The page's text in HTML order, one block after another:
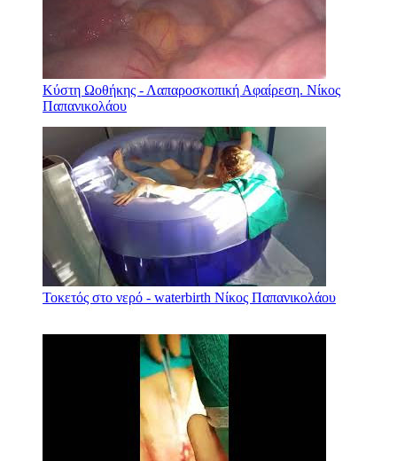
Κύστη Ωοθήκης - Λαπαροσκοπική Αφαίρεση. Νίκος
Παπανικολάου
Τοκετός στο νερό - waterbirth Νίκος Παπανικολάου